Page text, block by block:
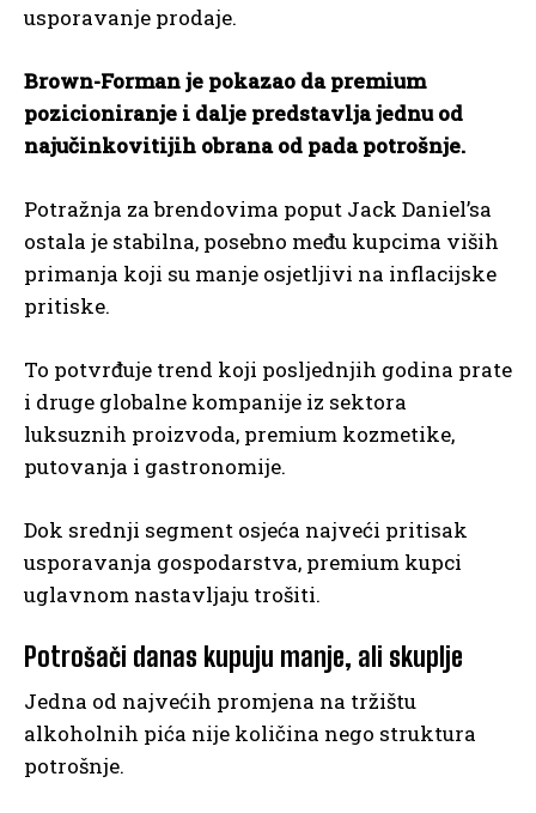
usporavanje prodaje.
Brown-Forman je pokazao da premium
pozicioniranje i dalje predstavlja jednu od
najučinkovitijih obrana od pada potrošnje.
Potražnja za brendovima poput Jack Daniel’sa
ostala je stabilna, posebno među kupcima viših
primanja koji su manje osjetljivi na inflacijske
pritiske.
To potvrđuje trend koji posljednjih godina prate
i druge globalne kompanije iz sektora
luksuznih proizvoda, premium kozmetike,
putovanja i gastronomije.
Dok srednji segment osjeća najveći pritisak
usporavanja gospodarstva, premium kupci
uglavnom nastavljaju trošiti.
Potrošači danas kupuju manje, ali skuplje
Jedna od najvećih promjena na tržištu
alkoholnih pića nije količina nego struktura
potrošnje.